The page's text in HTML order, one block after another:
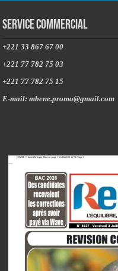
Service commercial
+221 33 867 67 00
+221 77 782 75 03
+221 77 782 75 15
E-mail: mbene.promo@gmail.com